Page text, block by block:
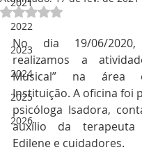
2022
2023
2024
2025
2026
Avaliado com NaN de 5
No dia 19/06/
realizamos a
Musical” na área
Instituição. A oficina foi
psicóloga Isadora,
auxílio da terapeuta
Edilene e cuidadores.